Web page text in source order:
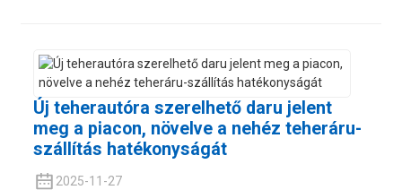
Új teherautóra szerelhető daru jelent
meg a piacon, növelve a nehéz teheráru-
szállítás hatékonyságát
2025-11-27